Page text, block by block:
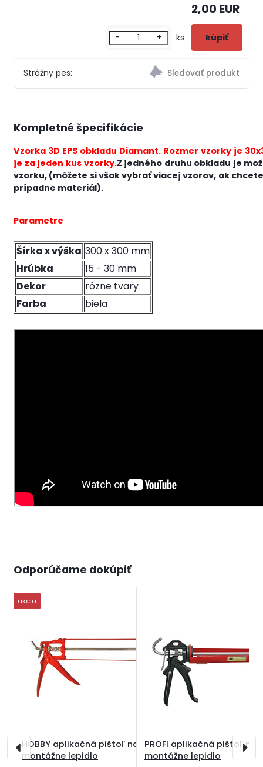
2,00 EUR
Strážny pes:
- + ks
Kompletné špecifikácie
Vzorka 3D EPS obkladu Diamant. Rozmer vzorky je
je za jeden kus vzorky.Z jedného druhu obkladu je
vzorku, (môžete si však vybrať viacej vzorov, ak
prípadne materiál).
Parametre
Šírka x výška 300 x 300 mm
Hrúbka
15 - 30 mm
Dekor
rôzne tvary
Farba
biela
Odporúčame dokúpiť
HOBBY aplikačná pištoľ na
montážne lepidlo
akcia
PROFI aplikačná pištoľ na
montážne lepidlo